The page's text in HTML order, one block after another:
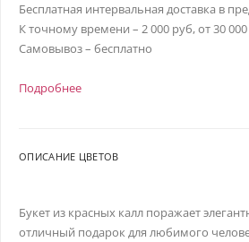
Бесплатная интервальная доставка в
К точному времени – 2 000 руб, от 30
Самовывоз – бесплатно
Подробнее
ОПИСАНИЕ ЦВЕТОВ
Букет из красных калл поражает
отличный подарок для любимого